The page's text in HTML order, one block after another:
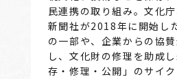
民連携の取り組み。文化
新聞社が2018年に開始し
の一部や、企業からの協
し、文化財の修理を助成
存・修理・公開」のサイ